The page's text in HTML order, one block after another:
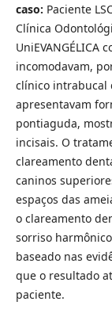
caso: Paciente
Clínica
UniEVANGÉLICA
incomodavam,
clínico intrabucal
apresentavam
pontiaguda,
incisais. O
clareamento
caninos
espaços das
o clareamento
sorriso
baseado nas
que o resultado
paciente.